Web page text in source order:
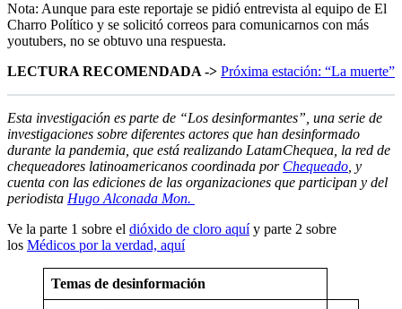
Nota: Aunque para este reportaje se pidió entrevista al equipo de El
Charro Político y se solicitó correos para comunicarnos con más
youtubers, no se obtuvo una respuesta.
LECTURA RECOMENDADA -> Próxima estación: “La muerte”
Esta investigación es parte de “Los desinformantes”, una serie de
investigaciones sobre diferentes actores que han desinformado
durante la pandemia, que está realizando LatamChequea, la red de
chequeadores latinoamericanos coordinada por Chequeado , y
cuenta con las ediciones de las organizaciones que participan y del
periodista Hugo Alconada Mon.
Ve la parte 1 sobre el dióxido de cloro aquíy parte 2 sobre
los Médicos por la verdad, aquí
Temas de desinformación